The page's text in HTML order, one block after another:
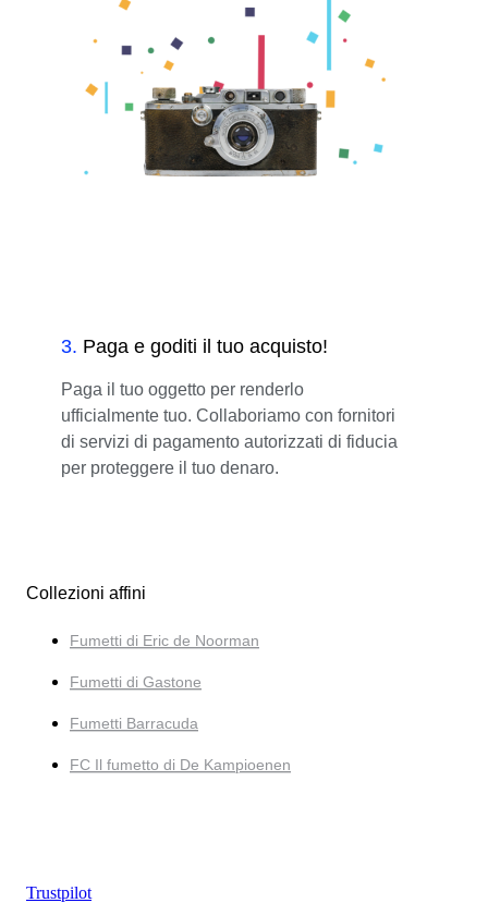
3. Paga e goditi il tuo acquisto!
Paga il tuo oggetto per renderlo
ufficialmente tuo. Collaboriamo con fornitori
di servizi di pagamento autorizzati di fiducia
per proteggere il tuo denaro.
Collezioni affini
Fumetti di Eric de Noorman
Fumetti di Gastone
Fumetti Barracuda
FC Il fumetto di De Kampioenen
Trustpilot